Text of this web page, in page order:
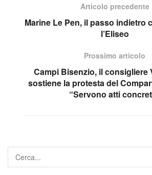
Articolo precedente
Marine Le Pen, il passo indietro
l’Eliseo​
Prossimo articolo
Campi Bisenzio, il consigliere
sostiene la protesta del
“Servono atti